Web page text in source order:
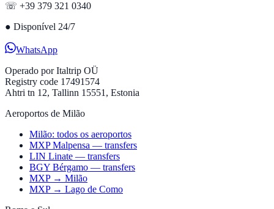
☏ +39 379 321 0340
● Disponível 24/7
WhatsApp
Operado porItaltrip OÜ
Registry code 17491574
Ahtri tn 12, Tallinn 15551, Estonia
Aeroportos de Milão
Milão: todos os aeroportos
MXP Malpensa — transfers
LIN Linate — transfers
BGY Bérgamo — transfers
MXP → Milão
MXP → Lago de Como